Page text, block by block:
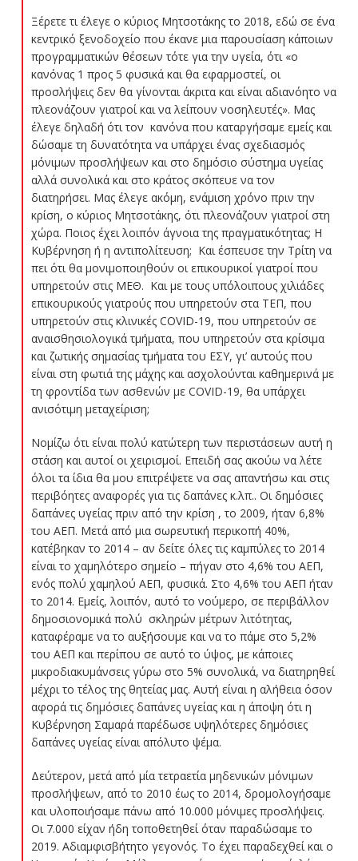
Ξέρετε τι έλεγε ο κύριος Μητσοτάκης το 2018, εδώ σε ένα
κεντρικό ξενοδοχείο που έκανε μια παρουσίαση κάποιων
προγραμματικών θέσεων τότε για την υγεία, ότι «ο
κανόνας 1 προς 5 φυσικά και θα εφαρμοστεί, οι
προσλήψεις δεν θα γίνονται άκριτα και είναι αδιανόητο να
πλεονάζουν γιατροί και να λείπουν νοσηλευτές». Μας
έλεγε δηλαδή ότι τον κανόνα που καταργήσαμε εμείς και
δώσαμε τη δυνατότητα να υπάρχει ένας σχεδιασμός
μόνιμων προσλήψεων και στο δημόσιο σύστημα υγείας
αλλά συνολικά και στο κράτος σκόπευε να τον
διατηρήσει. Μας έλεγε ακόμη, ενάμιση χρόνο πριν την
κρίση, ο κύριος Μητσοτάκης, ότι πλεονάζουν γιατροί στη
χώρα. Ποιος έχει λοιπόν άγνοια της πραγματικότητας; Η
Κυβέρνηση ή η αντιπολίτευση; Και έσπευσε την Τρίτη να
πει ότι θα μονιμοποιηθούν οι επικουρικοί γιατροί που
υπηρετούν στις ΜΕΘ. Kαι με τους υπόλοιπους χιλιάδες
επικουρικούς γιατρούς που υπηρετούν στα ΤΕΠ, που
υπηρετούν στις κλινικές COVID-19, που υπηρετούν σε
αναισθησιολογικά τμήματα, που υπηρετούν στα κρίσιμα
και ζωτικής σημασίας τμήματα του ΕΣΥ, γι’ αυτούς που
είναι στη φωτιά της μάχης και ασχολούνται καθημερινά με
τη φροντίδα των ασθενών με COVID-19, θα υπάρχει
ανισότιμη μεταχείριση;
Νομίζω ότι είναι πολύ κατώτερη των περιστάσεων αυτή η
στάση και αυτοί οι χειρισμοί. Επειδή σας ακούω να λέτε
όλοι τα ίδια θα μου επιτρέψετε να σας απαντήσω και στις
περιβόητες αναφορές για τις δαπάνες κ.λπ.. Οι δημόσιες
δαπάνες υγείας πριν από την κρίση , το 2009, ήταν 6,8%
του ΑΕΠ. Μετά από μια σωρευτική περικοπή 40%,
κατέβηκαν το 2014 – αν δείτε όλες τις καμπύλες το 2014
είναι το χαμηλότερο σημείο – πήγαν στο 4,6% του ΑΕΠ,
ενός πολύ χαμηλού ΑΕΠ, φυσικά. Στο 4,6% του ΑΕΠ ήταν
το 2014. Εμείς, λοιπόν, αυτό το νούμερο, σε περιβάλλον
δημοσιονομικά πολύ σκληρών μέτρων λιτότητας,
καταφέραμε να το αυξήσουμε και να το πάμε στο 5,2%
του ΑΕΠ και περίπου σε αυτό το ύψος, με κάποιες
μικροδιακυμάνσεις γύρω στο 5% συνολικά, να διατηρηθεί
μέχρι το τέλος της θητείας μας. Αυτή είναι η αλήθεια όσον
αφορά τις δημόσιες δαπάνες υγείας και η άποψη ότι η
Κυβέρνηση Σαμαρά παρέδωσε υψηλότερες δημόσιες
δαπάνες υγείας είναι απόλυτο ψέμα.
Δεύτερον, μετά από μία τετραετία μηδενικών μόνιμων
προσλήψεων, από το 2010 έως το 2014, δρομολογήσαμε
και υλοποιήσαμε πάνω από 10.000 μόνιμες προσλήψεις.
Οι 7.000 είχαν ήδη τοποθετηθεί όταν παραδώσαμε το
2019. Αδιαμφισβήτητο γεγονός. Το έχει παραδεχθεί και ο